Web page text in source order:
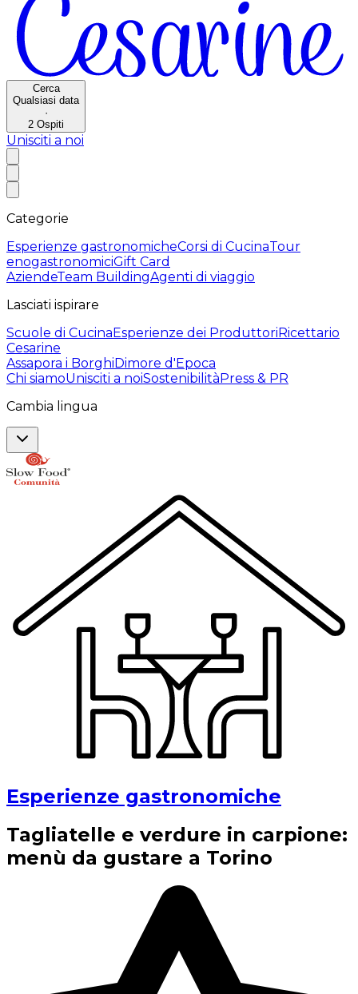
Cerca
Qualsiasi data
·
2 Ospiti
Unisciti a noi
Categorie
Esperienze gastronomicheCorsi di CucinaTour
enogastronomiciGift Card
AziendeTeam BuildingAgenti di viaggio
Lasciati ispirare
Scuole di CucinaEsperienze dei ProduttoriRicettario
Cesarine
Assapora i BorghiDimore d'Epoca
Chi siamoUnisciti a noiSostenibilitàPress & PR
Cambia lingua
Esperienze gastronomiche
Tagliatelle e verdure in carpione:
menù da gustare a Torino